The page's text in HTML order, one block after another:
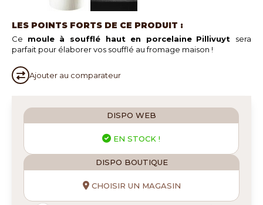
LES POINTS FORTS DE CE PRODUIT :
Ce moule à soufflé haut en porcelaine Pillivuyt sera
parfait pour élaborer vos soufflé au fromage maison !
Ajouter au comparateur
DISPO WEB
EN STOCK !
DISPO BOUTIQUE
CHOISIR UN MAGASIN